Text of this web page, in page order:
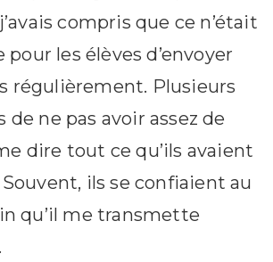
compris que ce n’était
pour les élèves d’envoyer
régulièrement. Plusieurs
ne pas avoir assez de
dire tout ce qu’ils avaient
ils se confiaient au
qu’il me transmette